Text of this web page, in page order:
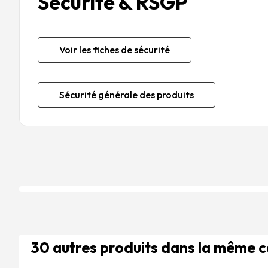
Voir les fiches de sécurité
Sécurité générale des produits
30 autres produits dans la même